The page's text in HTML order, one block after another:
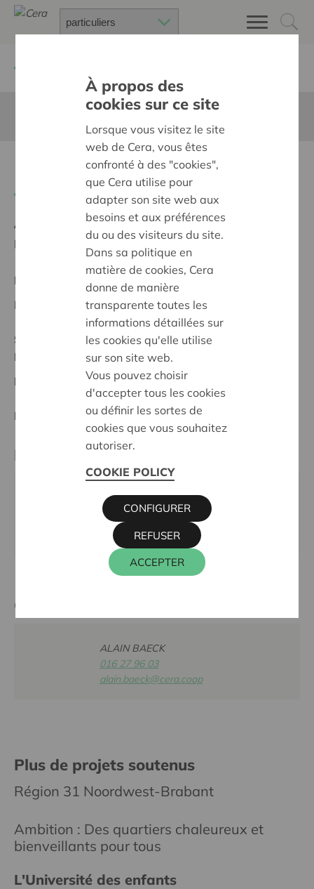
Duurzaam energiebeheer
Ambition:
Des quartiers chaleureux et bienveillants
pour tous
Projet régional
Date de début:17/10/2023
Statut:
Noordwest-Brabant
Date de décision:17/10/2023
Décision: Approuvé
Partenaire
SCOUTS EN GIDSEN VILVOORDE,
HOVENIERSSTRAAT 58 A, 1800 VILVOORDE
www.scoutsengidsenvilvoorde.be
Cera contact
ALAIN BAECK
016 27 96 03
alain.baeck@cera.coop
Plus de projets soutenus
Région 31 Noordwest-Brabant
Ambition : Des quartiers chaleureux et
bienveillants pour tous
L'Université des enfants
À propos des
cookies sur ce site
Lorsque vous visitez le site
web de Cera, vous êtes
confronté à des "cookies",
que Cera utilise pour
adapter son site web aux
besoins et aux préférences
du ou des visiteurs du site.
Dans sa politique en
matière de cookies, Cera
donne de manière
transparente toutes les
informations détaillées sur
les cookies qu'elle utilise
sur son site web.
Vous pouvez choisir
d'accepter tous les cookies
ou définir les sortes de
cookies que vous souhaitez
autoriser.
COOKIE POLICY
ACCEPTER
REFUSER
CONFIGURER